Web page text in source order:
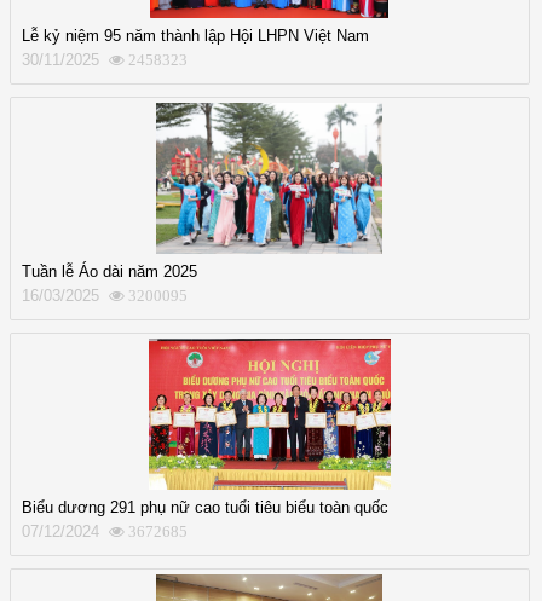
Lễ kỷ niệm 95 năm thành lập Hội LHPN Việt Nam
30/11/2025
2458323
Tuần lễ Áo dài năm 2025
16/03/2025
3200095
Biểu dương 291 phụ nữ cao tuổi tiêu biểu toàn quốc
07/12/2024
3672685